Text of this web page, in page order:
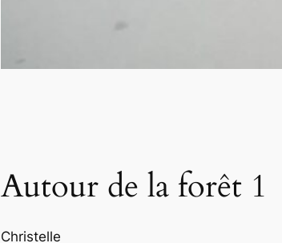
Autour de la forêt 1
Christelle